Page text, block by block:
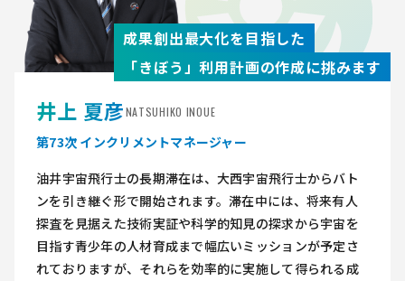
成果創出最大化を目指した
「きぼう」利用計画の作成に挑みます
井上 夏彦NATSUHIKO INOUE
第73次 インクリメントマネージャー
油井宇宙飛行士の長期滞在は、大西宇宙飛行士からバト
ンを引き継ぐ形で開始されます。滞在中には、将来有人
探査を見据えた技術実証や科学的知見の探求から宇宙を
目指す青少年の人材育成まで幅広いミッションが予定さ
れておりますが、それらを効率的に実施して得られる成